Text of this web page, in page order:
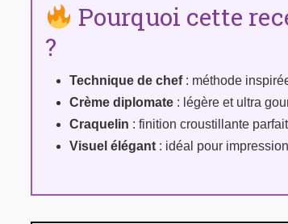
Pourquoi cette
?
Technique de chef: méthode
Crème diplomate : légère et ultra
Craquelin : finition croustillante
Visuel élégant : idéal pour